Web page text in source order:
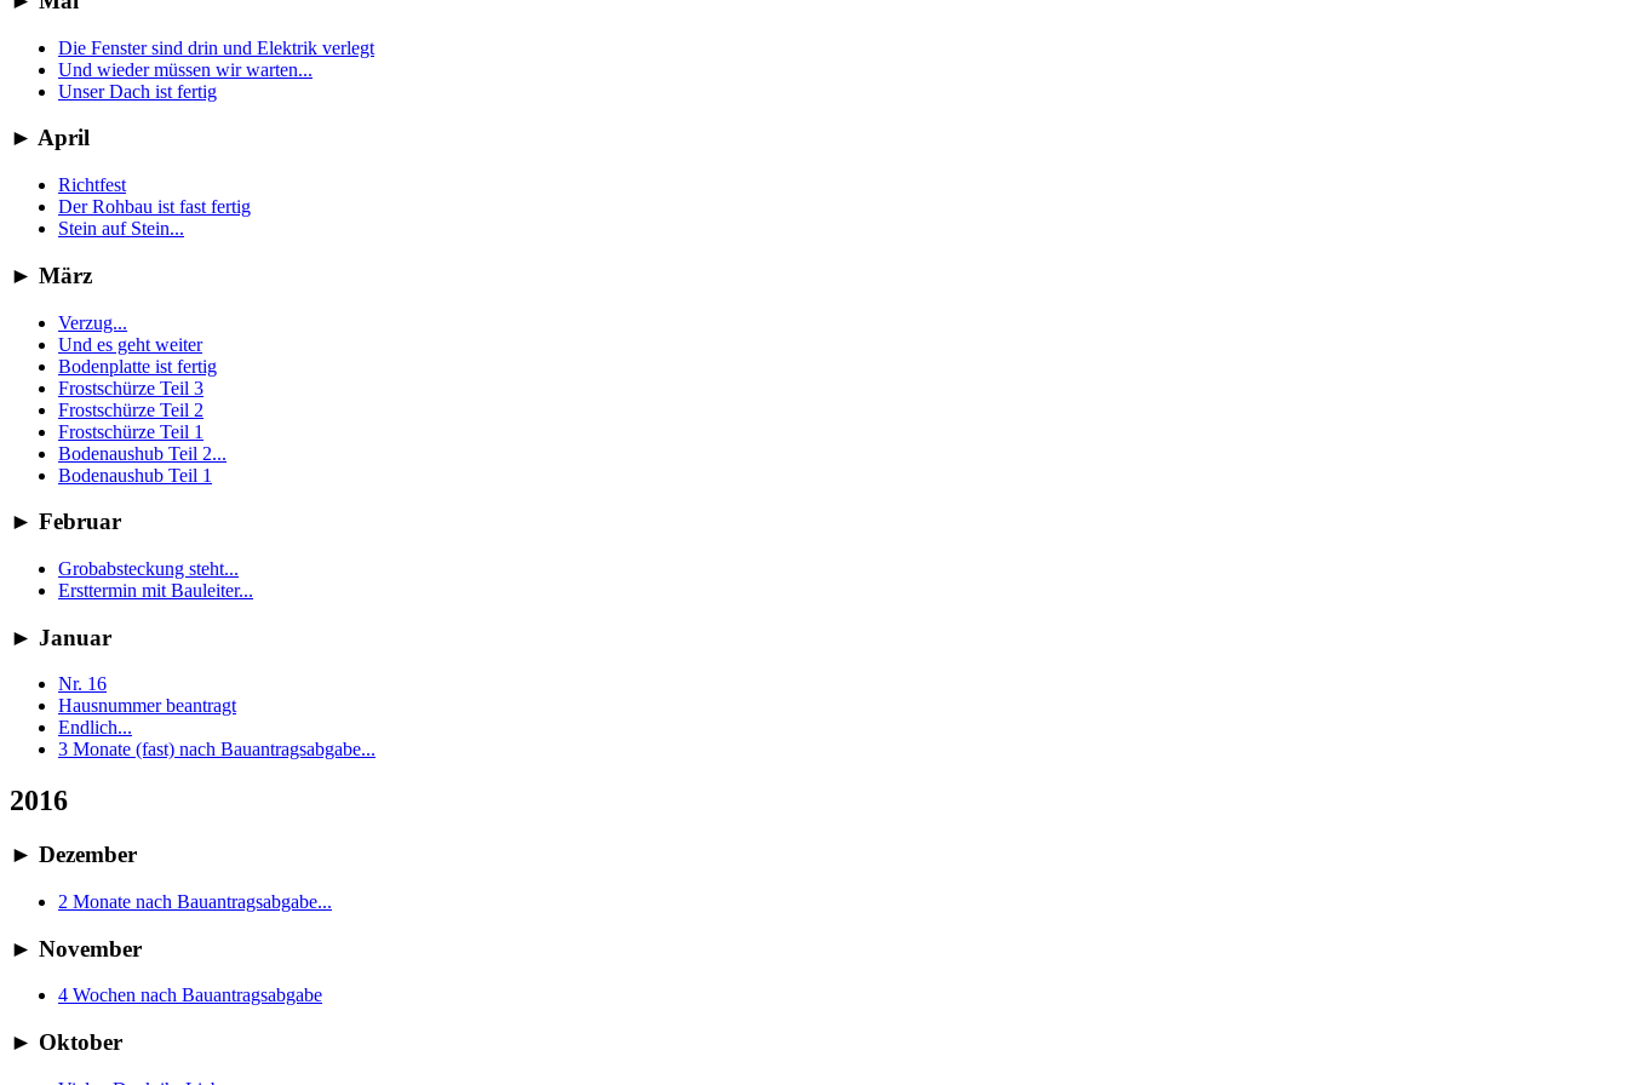
Die Fenster sind drin und Elektrik verlegt
Und wieder müssen wir warten...
Unser Dach ist fertig
► April
Richtfest
Der Rohbau ist fast fertig
Stein auf Stein...
► März
Verzug...
Und es geht weiter
Bodenplatte ist fertig
Frostschürze Teil 3
Frostschürze Teil 2
Frostschürze Teil 1
Bodenaushub Teil 2...
Bodenaushub Teil 1
► Februar
Grobabsteckung steht...
Ersttermin mit Bauleiter...
► Januar
Nr. 16
Hausnummer beantragt
Endlich...
3 Monate (fast) nach Bauantragsabgabe...
2016
► Dezember
2 Monate nach Bauantragsabgabe...
► November
4 Wochen nach Bauantragsabgabe
► Oktober